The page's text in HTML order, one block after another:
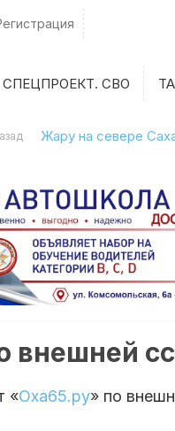
СПЕЦПРОЕКТ. СВО
Жару на севере
внешней
«Оха65.ру» по